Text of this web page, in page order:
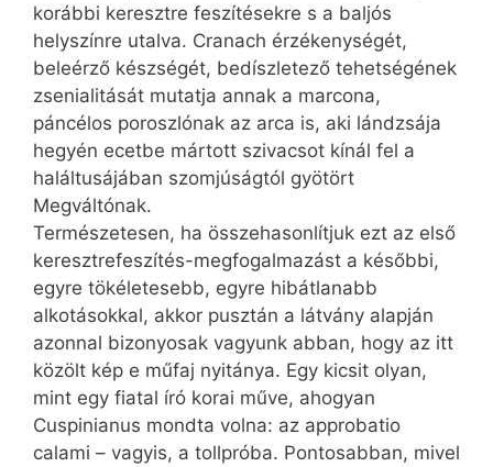
korábbi keresztre feszítésekre s a baljós
helyszínre utalva. Cranach érzékenységét,
beleérző készségét, bedíszletező tehetségének
zsenialitását mutatja annak a marcona,
páncélos poroszlónak az arca is, aki lándzsája
hegyén ecetbe mártott szivacsot kínál fel a
haláltusájában szomjúságtól gyötört
Megváltónak.
Természetesen, ha összehasonlítjuk ezt az első
keresztrefeszítés-megfogalmazást a későbbi,
egyre tökéletesebb, egyre hibátlanabb
alkotásokkal, akkor pusztán a látvány alapján
azonnal bizonyosak vagyunk abban, hogy az itt
közölt kép e műfaj nyitánya. Egy kicsit olyan,
mint egy fiatal író korai műve, ahogyan
Cuspinianus mondta volna: az approbatio
calami – vagyis, a tollpróba. Pontosabban, mivel